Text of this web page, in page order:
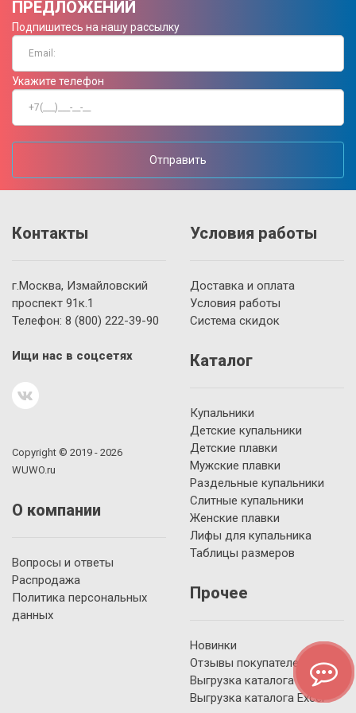
ПРЕДЛОЖЕНИЙ
Подпишитесь на нашу рассылку
Укажите телефон
Отправить
Контакты
г.Москва, Измайловский
проспект 91к.1
Телефон: 8 (800) 222-39-90
Ищи нас в соцсетях
Copyright © 2019 - 2026
WUWO.ru
О компании
Вопросы и ответы
Распродажа
Политика персональных
данных
Условия работы
Доставка и оплата
Условия работы
Система скидок
Каталог
Купальники
Детские купальники
Детские плавки
Мужские плавки
Раздельные купальники
Слитные купальники
Женские плавки
Лифы для купальника
Таблицы размеров
Прочее
Новинки
Отзывы покупателей
Выгрузка каталога YML
Выгрузка каталога Excel